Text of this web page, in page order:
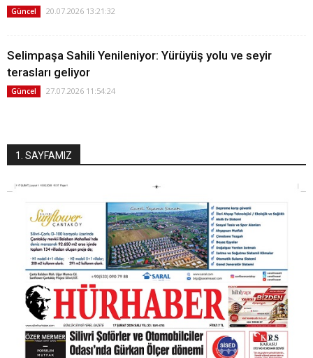
Güncel 20.07.2026 13:21:32
Selimpaşa Sahili Yenileniyor: Yürüyüş yolu ve seyir
terasları geliyor
Güncel 27.07.2026 11:54:24
1. SAYFAMIZ